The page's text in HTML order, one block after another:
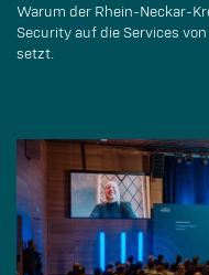
Warum der Rhein-Neckar-
Security auf die Services
setzt.